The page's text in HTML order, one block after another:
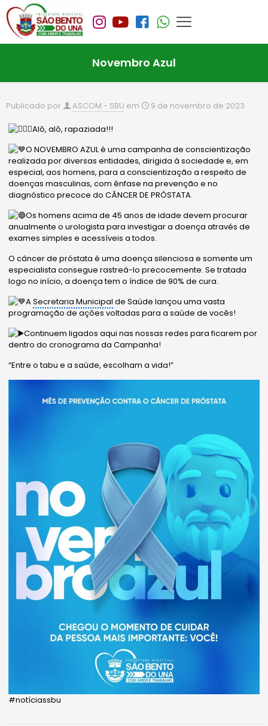
Novembro Azul
Publicado por ASCOM - SBU em 9 de novembro de 2023
Alô, alô, rapaziada!!!
O NOVEMBRO AZUL é uma campanha de conscientização
realizada por diversas entidades, dirigida à sociedade e, em
especial, aos homens, para a conscientização a respeito de
doenças masculinas, com ênfase na prevenção e no
diagnóstico precoce do CÂNCER DE PRÓSTATA.
Os homens acima de 45 anos de idade devem procurar
anualmente o urologista para investigar a doença através de
exames simples e acessíveis a todos.
Ocâncer de próstata é uma doença silenciosa e somente um
especialista consegue rastreá-lo precocemente. Se tratada
logo no início, a doença tem o índice de 90% de cura.
ASecretaria Municipal de Saúde lançou uma vasta
programação de ações voltadas para a saúde de vocês!
Continuem ligados aqui nas nossas redes para ficarem por
dentro do cronograma da Campanha!
“Entre o tabu e a saúde, escolham a vida!”
#notíciassbu